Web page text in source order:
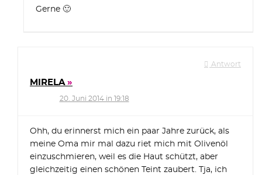
Gerne 🙂
Antwort
MIRELA
20. Juni 2014 in 19:18
Ohh, du erinnerst mich ein paar Jahre zurück, als
meine Oma mir mal dazu riet mich mit Olivenöl
einzuschmieren, weil es die Haut schützt, aber
gleichzeitig einen schönen Teint zaubert. Tja, ich